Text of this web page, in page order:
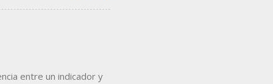
es Microsoft Excel . A
que nos permitan
indicadores,
entre un indicador y